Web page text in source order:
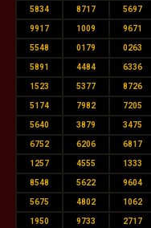
5834 8717 5697
9917 1009 9671
5548 0179 0263
5891 4484 6336
1523 5377 8726
5174 7982 7205
5640 3879 3475
6752 6206 6817
1257 4555 1333
8548 5622 9604
5675 4802 1062
1950 9733 2717